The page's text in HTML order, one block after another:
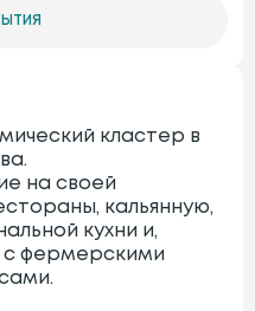
кластер в
на своей
кальянную,
кухни и,
с фермерскими